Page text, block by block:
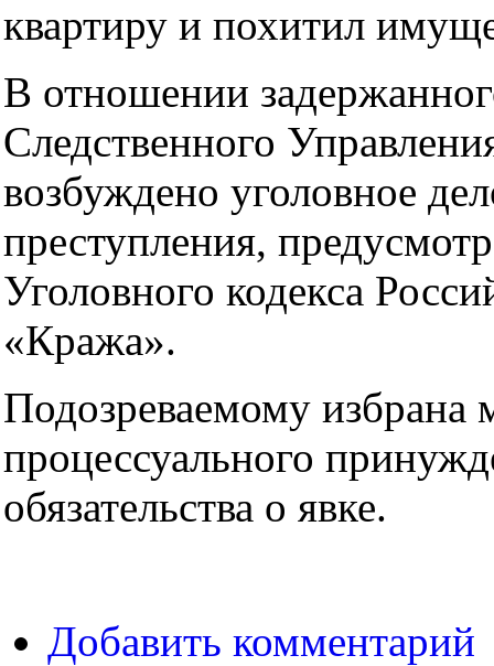
квартиру и похитил
В отношении
Следственного
возбуждено уголовное
преступления,
Уголовного кодекса
«Кража».
Подозреваемому избрана
процессуального
обязательства о явке.
Добавить комментарий